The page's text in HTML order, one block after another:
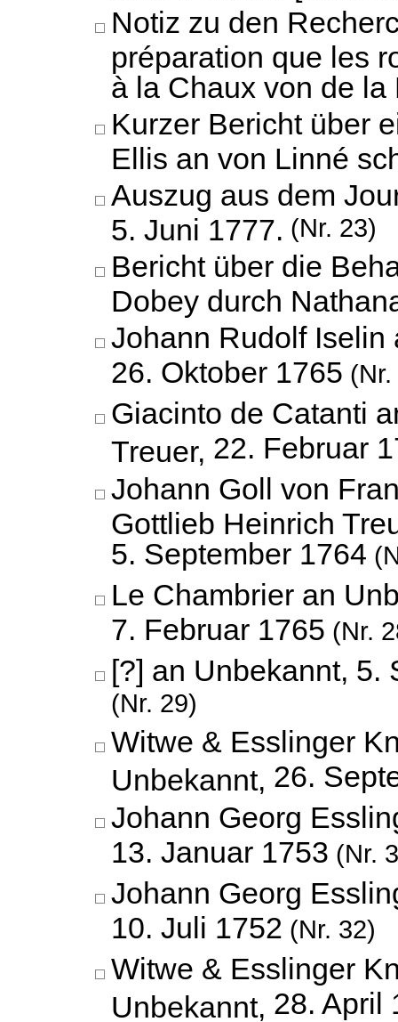
Notiz zu den
préparation que les
à la Chaux von de la
Kurzer Bericht über
Ellis an von Linné
Auszug aus dem
5. Juni 1777. (Nr. 23)
Bericht über die
Dobey durch
Johann Rudolf Iselin
26. Oktober 1765
Giacinto de Catanti
Treuer, 22. Februar
Johann Goll von
Gottlieb Heinrich
5. September 1764
Le Chambrier an
7. Februar 1765 (Nr.
[?] an Unbekannt, 5.
(Nr. 29)
Witwe & Esslinger
Unbekannt, 26.
Johann Georg
13. Januar 1753 (Nr.
Johann Georg
10. Juli 1752 (Nr. 32)
Witwe & Esslinger
Unbekannt, 28. April